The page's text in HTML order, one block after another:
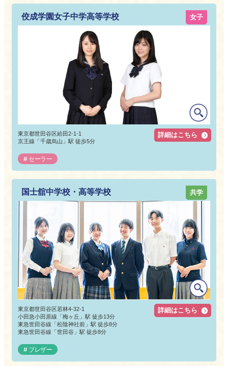
佼成学園女子中学高等学校
東京都世田谷区給田2-1-1
京王線「千歳烏山」駅 徒歩5分
セーラー
女子
詳細はこちら
国士舘中学校・高等学校
東京都世田谷区若林4-32-1
小田急小田原線「梅ヶ丘」駅 徒歩13分
東急世田谷線「松陰神社前」駅 徒歩8分
東急世田谷線「世田谷」駅 徒歩8分
ブレザー
共学
詳細はこちら